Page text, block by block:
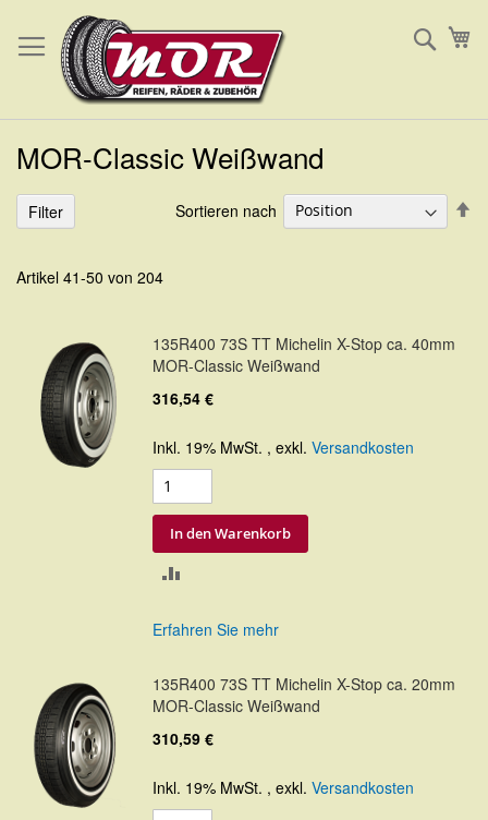
zum
MOR-Classic Weißwand
Artikel 41-50 von 204
Sortieren nach
135R400 73S TT Michelin X-Stop ca. 40mm
MOR-Classic Weißwand
316,54 €
Inkl. 19% MwSt. , exkl. Versandkosten
In den Warenkorb
Erfahren Sie mehr
135R400 73S TT Michelin X-Stop ca. 20mm
MOR-Classic Weißwand
310,59 €
Inkl. 19% MwSt. , exkl. Versandkosten
Filter